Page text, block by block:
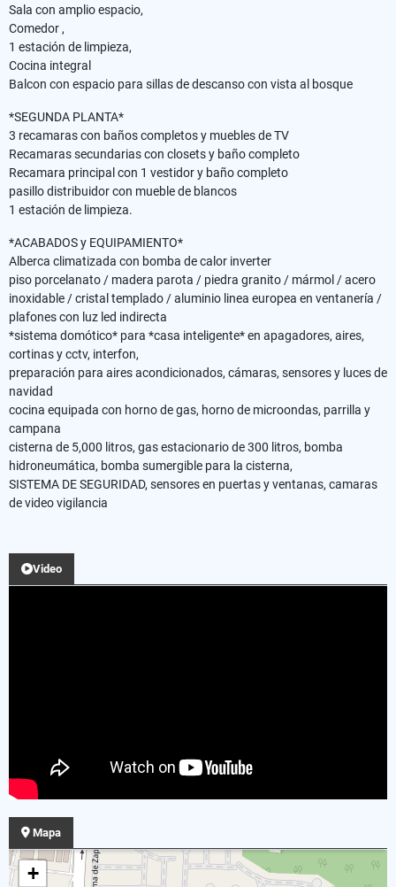
Sala con amplio espacio,
Comedor ,
1 estación de limpieza,
Cocina integral
Balcon con espacio para sillas de descanso con vista al bosque
*SEGUNDA PLANTA*
3 recamaras con baños completos y muebles de TV
Recamaras secundarias con closets y baño completo
Recamara principal con 1 vestidor y baño completo
pasillo distribuidor con mueble de blancos
1 estación de limpieza.
*ACABADOS y EQUIPAMIENTO*
Alberca climatizada con bomba de calor inverter
piso porcelanato / madera parota / piedra granito / mármol / acero
inoxidable / cristal templado / aluminio linea europea en ventanería /
plafones con luz led indirecta
*sistema domótico* para *casa inteligente* en apagadores, aires,
cortinas y cctv, interfon,
preparación para aires acondicionados, cámaras, sensores y luces de
navidad
cocina equipada con horno de gas, horno de microondas, parrilla y
campana
cisterna de 5,000 litros, gas estacionario de 300 litros, bomba
hidroneumática, bomba sumergible para la cisterna,
SISTEMA DE SEGURIDAD, sensores en puertas y ventanas, camaras
de video vigilancia
Video
Mapa
+